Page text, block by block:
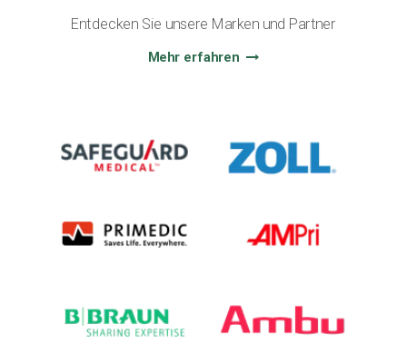
Entdecken Sie unsere Marken und Partner
Mehr erfahren